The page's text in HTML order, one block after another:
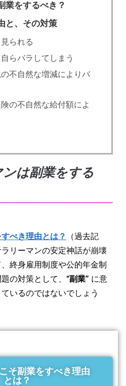
業をするべき？
と、その対策
られる
らバラしてしまう
不自然な増減によりバ
の不自然な給付額によ
は副業をする
べき理由とは？
（過去記
リーマンの安定神話が崩壊
終身雇用制度や公的年金制
の対策として、 “副業” に意
いるのではないでしょう
そ副業をすべき理由
とは？